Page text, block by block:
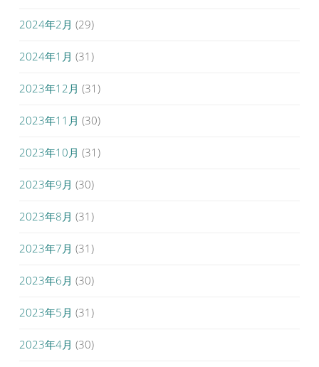
2024年2月 (29)
2024年1月 (31)
2023年12月 (31)
2023年11月 (30)
2023年10月 (31)
2023年9月 (30)
2023年8月 (31)
2023年7月 (31)
2023年6月 (30)
2023年5月 (31)
2023年4月 (30)